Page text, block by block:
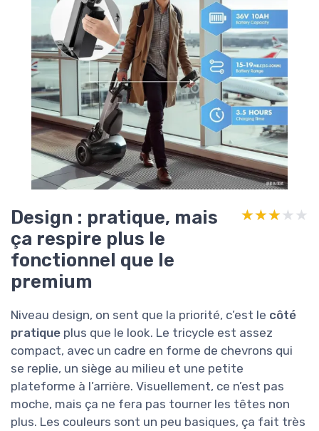
Design : pratique, mais
ça respire plus le
fonctionnel que le
premium
★★★★★
★★★★★
Niveau design, on sent que la priorité, c’est le côté
pratique plus que le look. Le tricycle est assez
compact, avec un cadre en forme de chevrons qui
se replie, un siège au milieu et une petite
plateforme à l’arrière. Visuellement, ce n’est pas
moche, mais ça ne fera pas tourner les têtes non
plus. Les couleurs sont un peu basiques, ça fait très